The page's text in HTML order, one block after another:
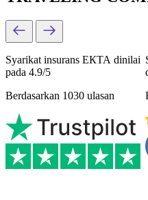
Syarikat insurans ЕКТА dinilai
pada 4.9/5
Berdasarkan 1030 ulasan